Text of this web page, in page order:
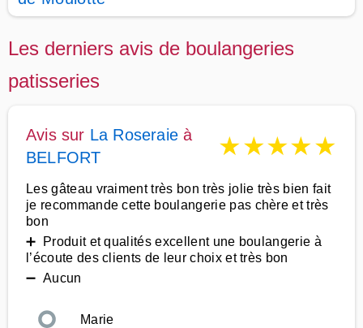
Les derniers avis de boulangeries
patisseries
Avis sur La Roseraie à
BELFORT
★★★★★
Les gâteau vraiment très bon très jolie très bien fait
je recommande cette boulangerie pas chère et très
bon
➕ Produit et qualités excellent une boulangerie à
l’écoute des clients de leur choix et très bon
➖ Aucun
Marie